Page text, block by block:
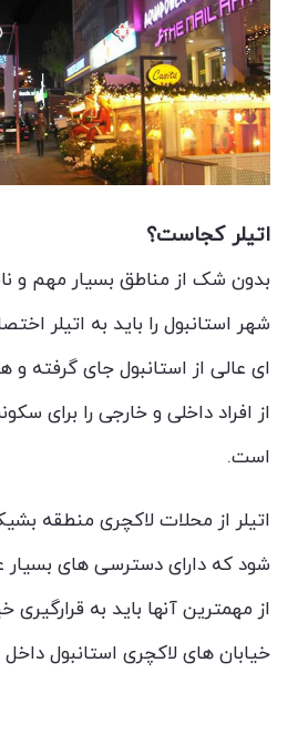
اتیلر کجاست؟
بدون شک از مناطق بسیار مهم و
شهر استانبول را باید به اتیلر
ای عالی از استانبول جای گرفته و
از افراد داخلی و خارجی را برای
است.
اتیلر از محلات لاکچری منطقه
شود که دارای دسترسی های
از مهمترین آنها باید به قرارگیری
خیابان های لاکچری استانبول